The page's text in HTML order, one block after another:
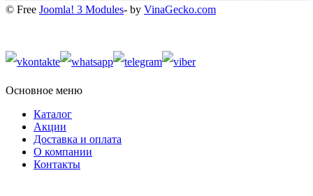
© Free Joomla! 3 Modules- by VinaGecko.com
Основное меню
Каталог
Акции
Доставка и оплата
О компании
Контакты